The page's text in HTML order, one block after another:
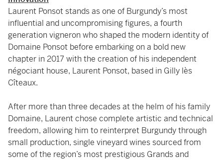
Laurent Ponsot stands as one of Burgundy’s most
influential and uncompromising figures, a fourth
generation vigneron who shaped the modern identity of
Domaine Ponsot before embarking on a bold new
chapter in 2017 with the creation of his independent
négociant house, Laurent Ponsot, based in Gilly lès
Cîteaux.
After more than three decades at the helm of his family
Domaine, Laurent chose complete artistic and technical
freedom, allowing him to reinterpret Burgundy through
small production, single vineyard wines sourced from
some of the region’s most prestigious Grands and